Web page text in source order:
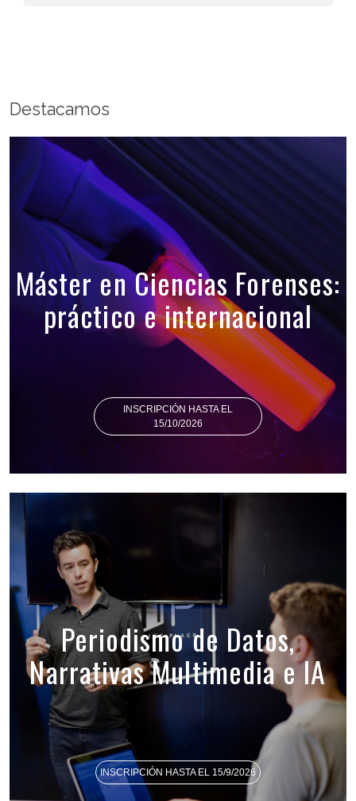
Destacamos
Máster en Ciencias Forenses:
práctico e internacional
INSCRIPCIÓN HASTA EL
15/10/2026
Periodismo de Datos,
Narrativas Multimedia e IA
INSCRIPCIÓN HASTA EL 15/9/2026